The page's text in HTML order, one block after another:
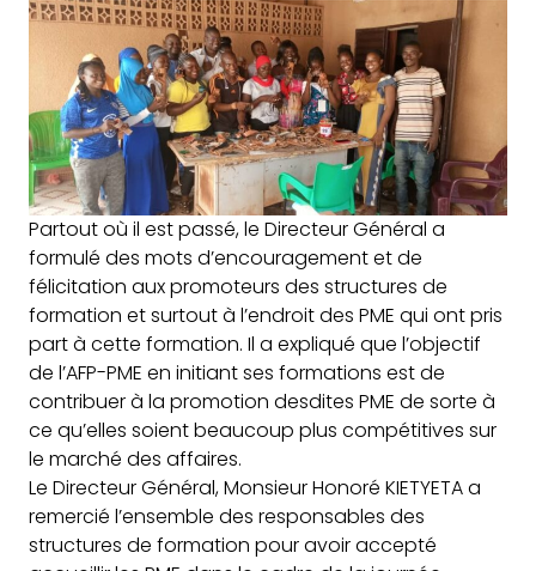
Partout où il est passé, le Directeur Général a
formulé des mots d’encouragement et de
félicitation aux promoteurs des structures de
formation et surtout à l’endroit des PME qui ont pris
part à cette formation. Il a expliqué que l’objectif
de l’AFP-PME en initiant ses formations est de
contribuer à la promotion desdites PME de sorte à
ce qu’elles soient beaucoup plus compétitives sur
le marché des affaires.
Le Directeur Général, Monsieur Honoré KIETYETA a
remercié l’ensemble des responsables des
structures de formation pour avoir accepté